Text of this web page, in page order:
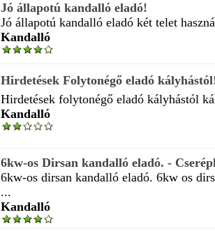
Jó állapotú kandalló eladó!
Jó állapotú kandalló eladó két telet
Kandalló
Hirdetések Folytonégő eladó
Hirdetések folytonégő eladó kályhástól
Kandalló
6kw-os Dirsan kandalló eladó. -
6kw-os dirsan kandalló eladó. 6kw os
...
Kandalló